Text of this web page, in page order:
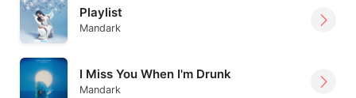
Playlist
Mandark
I Miss You When I'm Drunk
Mandark